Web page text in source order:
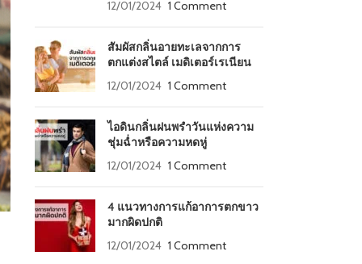
12/01/2024 1 Comment
สัมผัสกลิ่นอายทะเลจากการ
ตกแต่งสไตล์ เมดิเตอร์เรเนียน
12/01/2024 1 Comment
ไอดินกลิ่นฝนพรำวันแห่งความ
ชุ่มฉ่ำหรือความหดหู่
12/01/2024 1 Comment
4 แนวทางการแก้อาการตกขาว
มากผิดปกติ
12/01/2024 1 Comment